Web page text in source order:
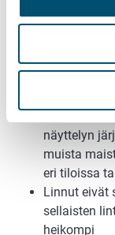
vankeudessa
näyttelyyn
näyttelyn
muista
eri tiloissa
Linnut eivät
sellaisten
heikompi